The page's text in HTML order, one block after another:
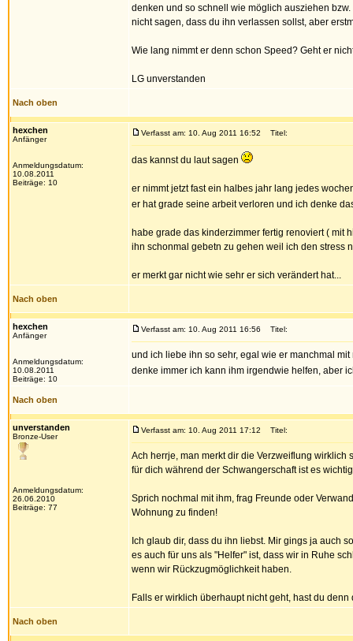
denken und so schnell wie möglich ausziehen
nicht sagen, dass du ihn verlassen sollst, aber
Wie lang nimmt er denn schon Speed? Geht er
LG unverstanden
Nach oben
hexchen
Anfänger
Anmeldungsdatum:
10.08.2011
Beiträge: 10
Verfasst am: 10. Aug 2011 16:52 Titel:
das kannst du laut sagen
er nimmt jetzt fast ein halbes jahr lang jedes
er hat grade seine arbeit verloren und ich denke
habe grade das kinderzimmer fertig renoviert ( mit
ihn schonmal gebetn zu gehen weil ich den stress
er merkt gar nicht wie sehr er sich verändert hat...
Nach oben
hexchen
Anfänger
Anmeldungsdatum:
10.08.2011
Beiträge: 10
Verfasst am: 10. Aug 2011 16:56 Titel:
und ich liebe ihn so sehr, egal wie er manchmal mit
denke immer ich kann ihm irgendwie helfen, aber
Nach oben
unverstanden
Bronze-User
Anmeldungsdatum:
26.06.2010
Beiträge: 77
Verfasst am: 10. Aug 2011 17:12 Titel:
Ach herrje, man merkt dir die Verzweiflung
für dich während der Schwangerschaft ist es
Sprich nochmal mit ihm, frag Freunde oder
Wohnung zu finden!
Ich glaub dir, dass du ihn liebst. Mir gings ja auch
es auch für uns als "Helfer" ist, dass wir in Ruhe
wenn wir Rückzugmöglichkeit haben.
Falls er wirklich überhaupt nicht geht, hast du
Nach oben